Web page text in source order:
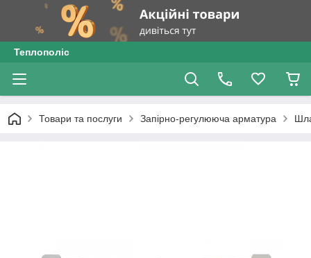
Теплополіс
Товари та послуги Запірно-регулююча арматура